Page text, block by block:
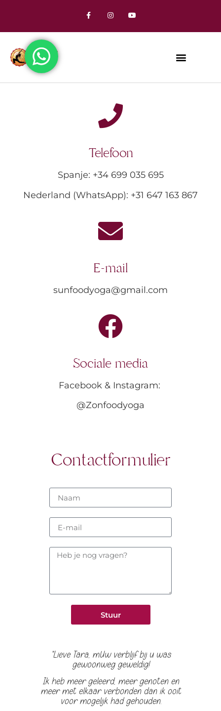
Telefoon
Spanje: +34 699 035 695
Nederland (WhatsApp): +31 647 163 867
E-mail
sunfoodyoga@gmail.com
Sociale media
Facebook & Instagram:
@Zonfoodyoga
Contactformulier
Stuur
"Lieve Tara, mUw verblijf bij u was
gewoonweg geweldig!
Ik heb meer geleerd, meer genoten en
meer met elkaar verbonden dan ik ooit
voor mogelijk had gehouden.